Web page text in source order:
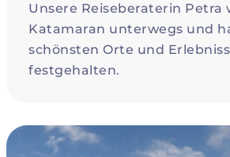
Unsere Reiseberaterin Petra
Katamaran unterwegs und
schönsten Orte und
festgehalten.